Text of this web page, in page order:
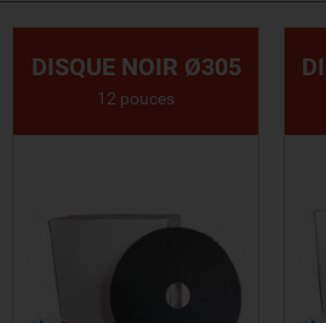
DISQUE NOIR Ø305
12 pouces